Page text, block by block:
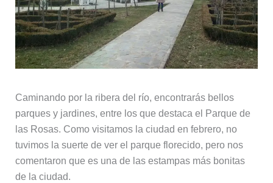
Caminando por la ribera del río, encontrarás bellos
parques y jardines, entre los que destaca el Parque de
las Rosas. Como visitamos la ciudad en febrero, no
tuvimos la suerte de ver el parque florecido, pero nos
comentaron que es una de las estampas más bonitas
de la ciudad.